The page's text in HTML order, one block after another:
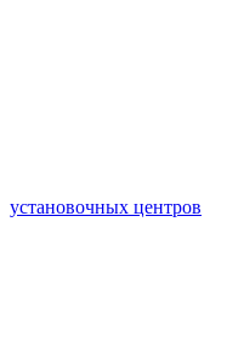
установочных центров